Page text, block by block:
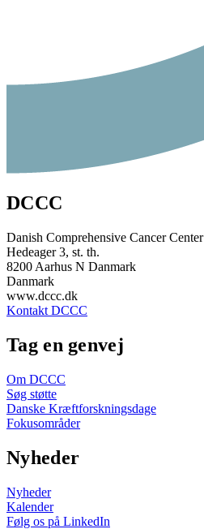
DCCC
Danish Comprehensive Cancer Center
Hedeager 3, st. th.
8200 Aarhus N Danmark
Danmark
www.dccc.dk
Kontakt DCCC
Tag en genvej
Om DCCC
Søg støtte
Danske Kræftforskningsdage
Fokusområder
Nyheder
Nyheder
Kalender
Følg os på LinkedIn